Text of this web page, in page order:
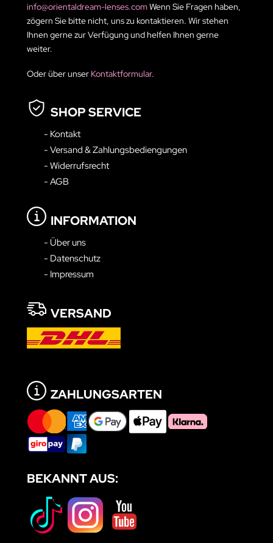
info@orientaldream-lenses.comWenn Sie Fragen haben,
zögern Sie bitte nicht, uns zu kontaktieren. Wir stehen
Ihnen gerne zur Verfügung und helfen Ihnen gerne
weiter.
Oder über unser Kontaktformular.
SHOP SERVICE
- Kontakt
- Versand & Zahlungsbediengungen
- Widerrufsrecht
- AGB
INFORMATION
- Über uns
- Datenschutz
- Impressum
VERSAND
ZAHLUNGSARTEN
BEKANNT AUS: